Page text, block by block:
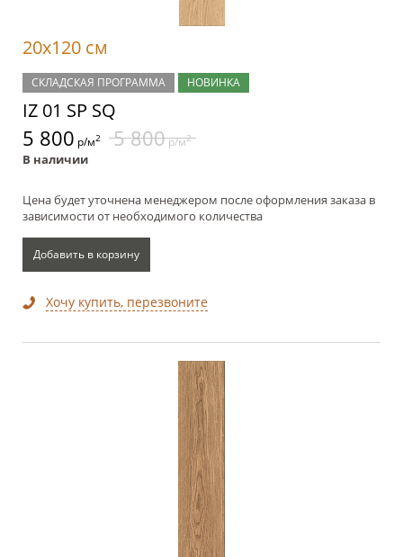
20x120 см
СКЛАДСКАЯ ПРОГРАММА НОВИНКА
IZ 01 SP SQ
5 800 р/м2 5 800р/м2
В наличии
Цена будет уточнена менеджером после оформления заказа в
зависимости от необходимого количества
Добавить в корзину
Хочу купить, перезвоните